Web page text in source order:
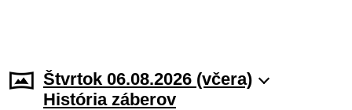
Štvrtok 06.08.2026 (včera)
História záberov